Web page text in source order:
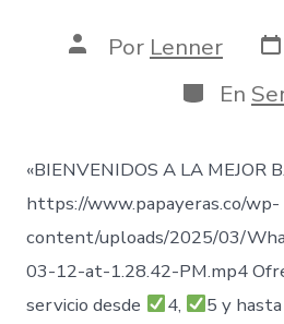
AutorPor Lenner
de
En
«BIENVENIDOS A LA MEJOR
https://www.papayeras.co/wp-
content/uploads/2025/03/
03-12-at-1.28.42-PM.mp4
servicio desde
4, 5 y hasta